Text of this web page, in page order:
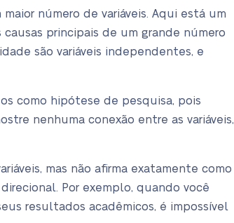
número de variáveis. Aqui está um
principais de um grande número
são variáveis independentes, e
como hipótese de pesquisa, pois
nenhuma conexão entre as variáveis,
mas não afirma exatamente como
Por exemplo, quando você
resultados acadêmicos, é impossível